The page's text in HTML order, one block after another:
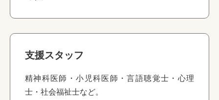
支援スタッフ
精神科医師・小児科医師・言語聴覚士・心理
士・社会福祉士など。